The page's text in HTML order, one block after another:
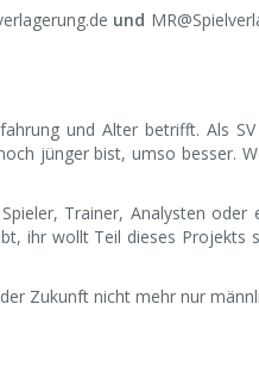
und
und Alter betrifft. Als
jünger bist, umso besser.
Trainer, Analysten oder
ihr wollt Teil dieses Projekts
Zukunft nicht mehr nur